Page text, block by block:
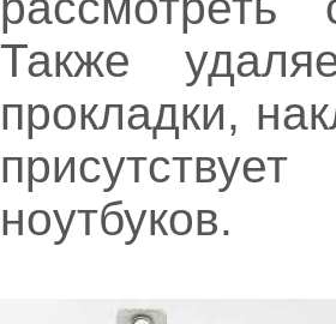
Также
прокладки,
ноутбуков.